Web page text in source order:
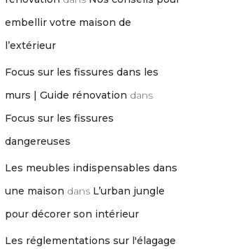
embellir votre maison de
l’extérieur
Focus sur les fissures dans les
murs | Guide rénovation dans
Focus sur les fissures
dangereuses
Les meubles indispensables dans
une maison dans L’urban jungle
pour décorer son intérieur
Les réglementations sur l'élagage